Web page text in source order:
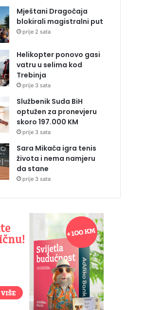
Mještani Dragočaja
blokirali magistralni put
prije 2 sata
Helikopter ponovo gasi
vatru u selima kod
Trebinja
prije 3 sata
Službenik Suda BiH
optužen za pronevjeru
skoro 197.000 KM
prije 3 sata
Sara Mikača igra tenis
života i nema namjeru
da stane
prije 3 sata